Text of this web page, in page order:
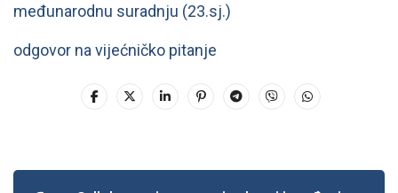
međunarodnu suradnju (23.sj.)
odgovor na vijećničko pitanje